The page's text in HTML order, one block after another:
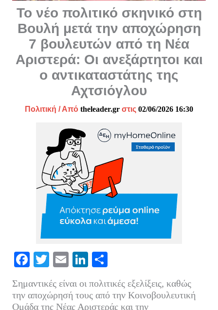
Το νέο πολιτικό σκηνικό στη
Βουλή μετά την αποχώρηση
7 βουλευτών από τη Νέα
Αριστερά: Οι ανεξάρτητοι και
ο αντικαταστάτης της
Αχτσιόγλου
Πολιτική / Από theleader.gr στις 02/06/2026 16:30
Fa
bo
ok
T
tte
r
E
ail
Li
ed
In
ρ
α
Σημαντικές είναι οι πολιτικές εξελίξεις, καθώς
την αποχώρησή τους από την Κοινοβουλευτική
Ομάδα της Νέας Αριστεράς και την